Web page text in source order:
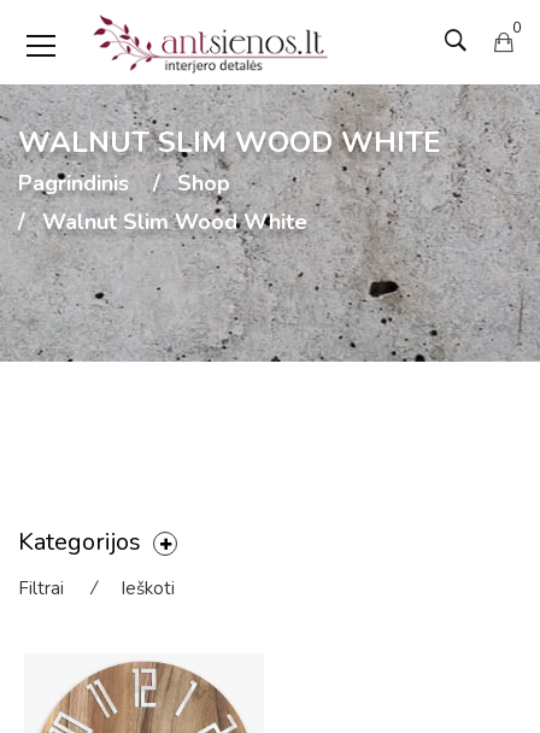
0
WALNUT SLIM WOOD WHITE
Pagrindinis
Shop
Walnut Slim Wood White
Kategorijos
Filtrai ⁄ Ieškoti